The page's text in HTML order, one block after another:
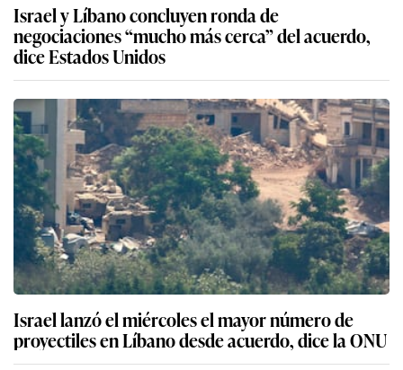
Israel y Líbano concluyen ronda de
negociaciones “mucho más cerca” del acuerdo,
dice Estados Unidos
Israel lanzó el miércoles el mayor número de
proyectiles en Líbano desde acuerdo, dice la ONU